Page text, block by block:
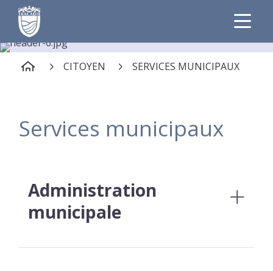
CITOYEN SERVICES MUNICIPAUX
Services municipaux
Administration
municipale